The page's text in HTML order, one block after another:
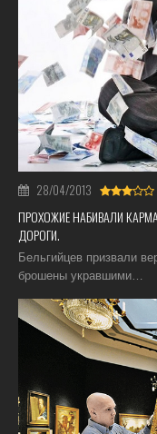
28/04/2013
ПРОХОЖИЕ НАБИВАЛИ
ДОРОГИ.
Бельгийцев призвали
брошены укравшими…